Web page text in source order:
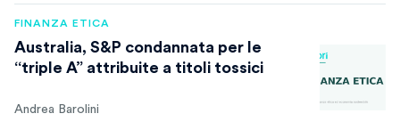
FINANZA ETICA
Australia, S&P condannata per le
“triple A” attribuite a titoli tossici
Andrea Barolini